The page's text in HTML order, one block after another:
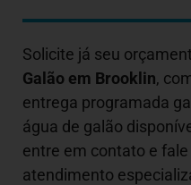
Solicite já seu
Galão em Brooklin,
entrega programada
água de galão
entre em contato e
atendimento